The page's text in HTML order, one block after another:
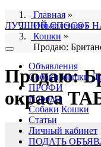
ЛУЧШИЙ СПОСОБ
Объявления
Собаки Кошки
ПРОФИ
Породы
Собаки Кошки
Статьи
Личный кабинет
ПОДАТЬ
Главная »
Объявления»
Кошки »
Продаю:
Продаю:
окраса